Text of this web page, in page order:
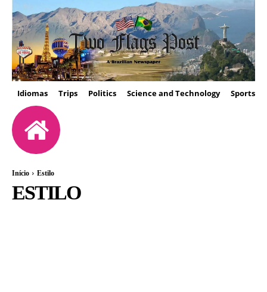
Idiomas Trips Politics Science and Technology Sports
Início Estilo
ESTILO